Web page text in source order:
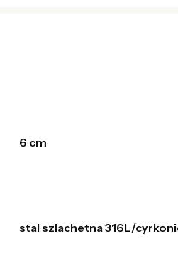
6 cm
stal szlachetna 316L/